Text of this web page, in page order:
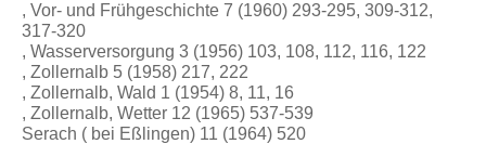
, Vor- und Frühgeschichte 7 (1960) 293-295, 309-312,
317-320
, Wasserversorgung 3 (1956) 103, 108, 112, 116, 122
, Zollernalb 5 (1958) 217, 222
, Zollernalb, Wald 1 (1954) 8, 11, 16
, Zollernalb, Wetter 12 (1965) 537-539
Serach ( bei Eßlingen) 11 (1964) 520